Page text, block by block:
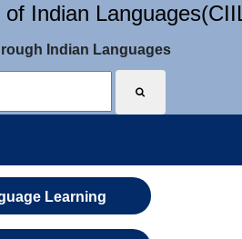
Indian
Indian Languages
Learning